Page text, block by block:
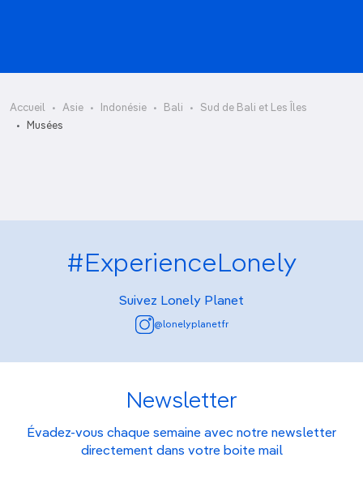
Accueil Asie Indonésie Bali
Sud de Bali et Les Îles
Musées
#ExperienceLonely
Suivez Lonely Planet
@lonelyplanetfr
Newsletter
Évadez-vous chaque semaine avec notre newsletter
directement dans votre boite mail